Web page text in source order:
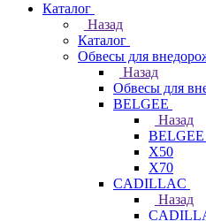
Каталог
Назад
Каталог
Обвесы для
Назад
Обвесы для
BELGEE
Назад
BELGEE
X50
X70
CADILLAC
Назад